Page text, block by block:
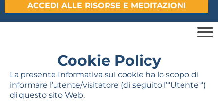
ACCEDI ALLE RISORSE E MEDITAZIONI
Cookie Policy
La presente Informativa sui cookie ha lo scopo di
informare l’utente/visitatore (di seguito l’“Utente “)
di questo sito Web.